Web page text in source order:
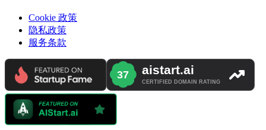
Cookie 政策
隐私政策
服务条款